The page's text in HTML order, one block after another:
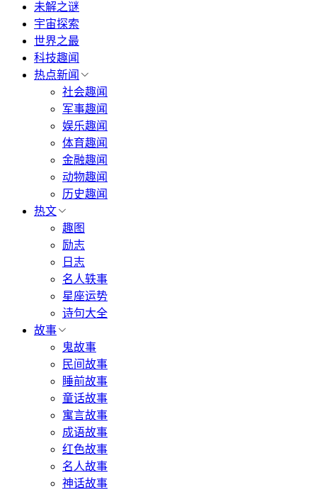
未解之谜
宇宙探索
世界之最
科技趣闻
热点新闻
社会趣闻
军事趣闻
娱乐趣闻
体育趣闻
金融趣闻
动物趣闻
历史趣闻
热文
趣图
励志
日志
名人轶事
星座运势
诗句大全
故事
鬼故事
民间故事
睡前故事
童话故事
寓言故事
成语故事
红色故事
名人故事
神话故事